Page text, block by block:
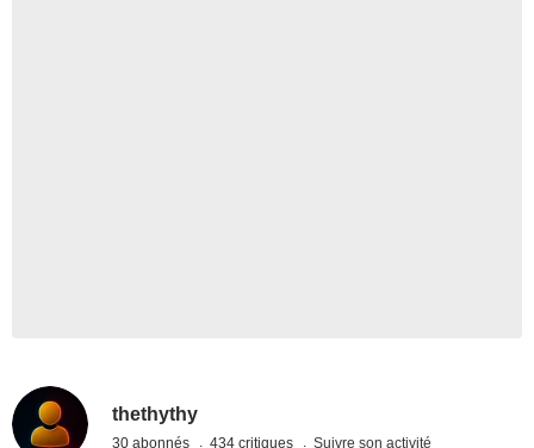
thethythy
30 abonnés 434 critiques Suivre son activité